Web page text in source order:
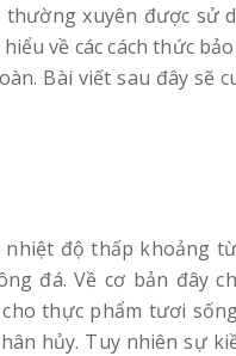
xuyên được sử
về các cách thức
Bài viết sau đây sẽ
độ thấp khoảng
đá. Về cơ bản đây
thực phẩm tươi
hủy. Tuy nhiên sự